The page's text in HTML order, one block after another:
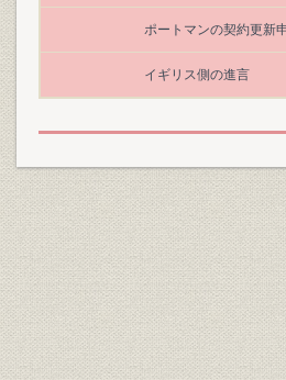
ポートマンの契約更新
イギリス側の進言